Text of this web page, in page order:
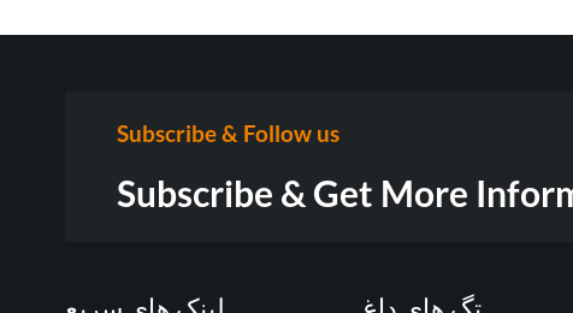
Subscribe & Follow us
Subscribe & Get More